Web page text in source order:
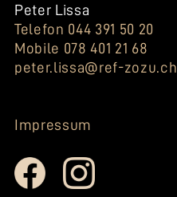
Peter Lissa
Telefon 044 391 50 20
Mobile 078 401 21 68
peter.lissa@ref-zozu.ch
Impressum